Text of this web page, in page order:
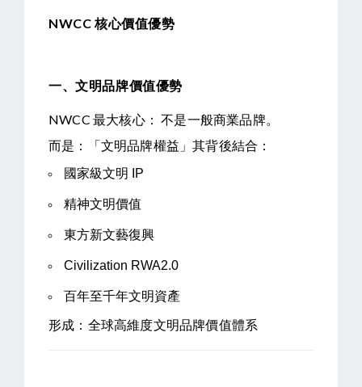
NWCC 核心價值優勢
一、文明品牌價值優勢
NWCC 最大核心： 不是一般商業品牌。
而是：「文明品牌權益」其背後結合：
國家級文明 IP
精神文明價值
東方新文藝復興
Civilization RWA2.0
百年至千年文明資產
形成：全球高維度文明品牌價值體系